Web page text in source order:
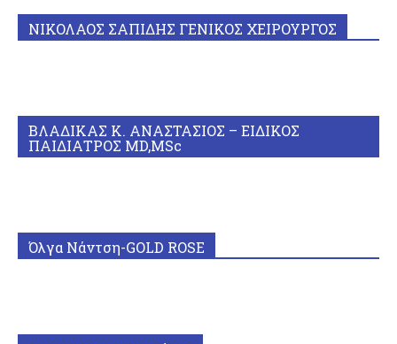
ΝΙΚΟΛΑΟΣ ΣΑΠΙΔΗΣ ΓΕΝΙΚΟΣ ΧΕΙΡΟΥΡΓΟΣ
ΒΛΑΔΙΚΑΣ Κ. ΑΝΑΣΤΑΣΙΟΣ – ΕΙΔΙΚΟΣ
ΠΑΙΔΙΑΤΡΟΣ MD,MSc
Όλγα Νάντση-GOLD ROSE